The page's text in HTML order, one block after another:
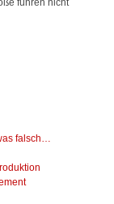
falsch…